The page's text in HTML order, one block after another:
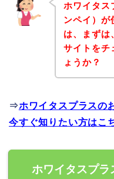
ホワイタス
ンペイ）が
は、まずは
サイトをチ
ょうか？
⇒ホワイタスプラスの
今すぐ知りたい方はこ
ホワイタスプ